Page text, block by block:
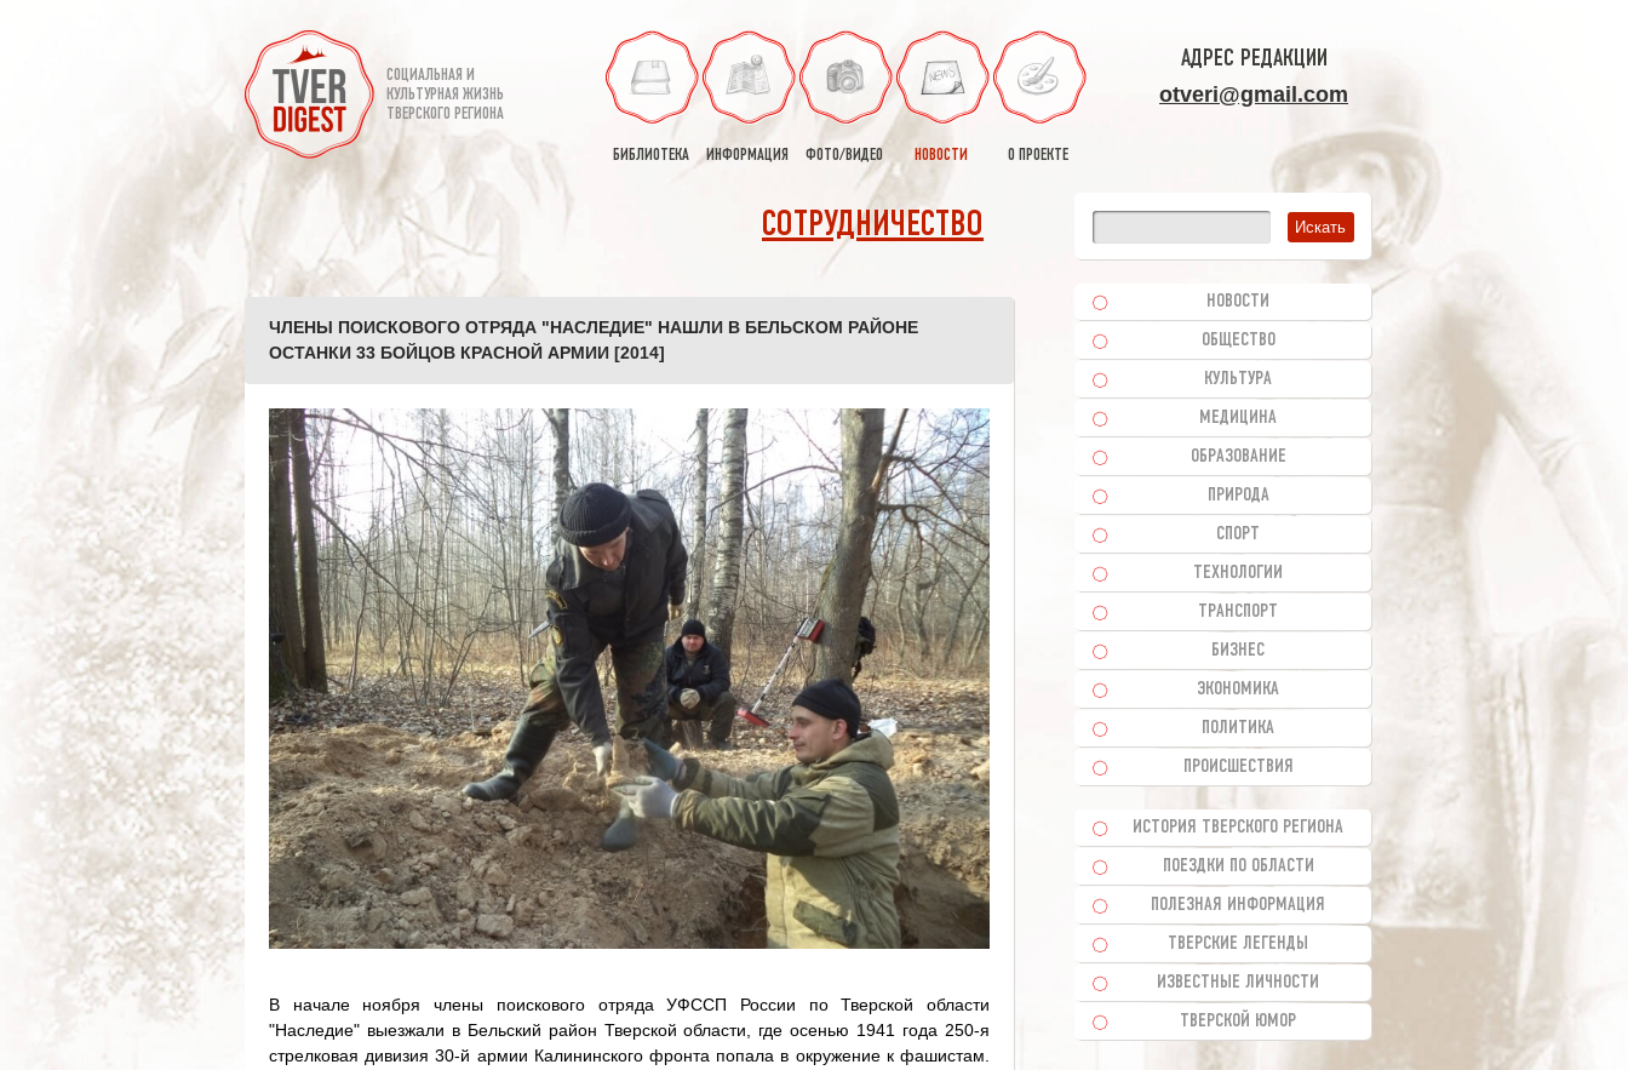
СОЦИАЛЬНАЯ И
КУЛЬТУРНАЯ ЖИЗНЬ
ТВЕРСКОГО РЕГИОНА
БИБЛИОТЕКА ИНФОРМАЦИЯ ФОТО/ВИДЕО НОВОСТИ О ПРОЕКТЕ
АДРЕС РЕДАКЦИИ
otveri@gmail.com
СОТРУДНИЧЕСТВО
ЧЛЕНЫ ПОИСКОВОГО ОТРЯДА "НАСЛЕДИЕ" НАШЛИ В БЕЛЬСКОМ РАЙОНЕ
ОСТАНКИ 33 БОЙЦОВ КРАСНОЙ АРМИИ [2014]
В начале ноября члены поискового отряда УФССП России по Тверской области
"Наследие" выезжали в Бельский район Тверской области, где осенью 1941 года 250-я
стрелковая дивизия 30-й армии Калининского фронта попала в окружение к фашистам.
НОВОСТИ
ОБЩЕСТВО
КУЛЬТУРА
МЕДИЦИНА
ОБРАЗОВАНИЕ
ПРИРОДА
СПОРТ
ТЕХНОЛОГИИ
ТРАНСПОРТ
БИЗНЕС
ЭКОНОМИКА
ПОЛИТИКА
ПРОИСШЕСТВИЯ
ИСТОРИЯ ТВЕРСКОГО РЕГИОНА
ПОЕЗДКИ ПО ОБЛАСТИ
ПОЛЕЗНАЯ ИНФОРМАЦИЯ
ТВЕРСКИЕ ЛЕГЕНДЫ
ИЗВЕСТНЫЕ ЛИЧНОСТИ
ТВЕРСКОЙ ЮМОР